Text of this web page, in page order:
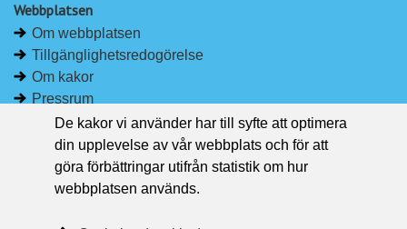
Webbplatsen
Om webbplatsen
Tillgänglighetsredogörelse
Om kakor
Pressrum
Håll dig uppdaterad
Följ Region Västernorrland på Facebook
Region Västernorrland i sociala medier
De kakor vi använder har till syfte att optimera
din upplevelse av vår webbplats och för att
göra förbättringar utifrån statistik om hur
webbplatsen används.